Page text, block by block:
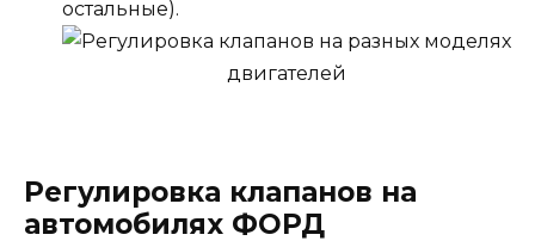
остальные).
Регулировка клапанов на
автомобилях ФОРД